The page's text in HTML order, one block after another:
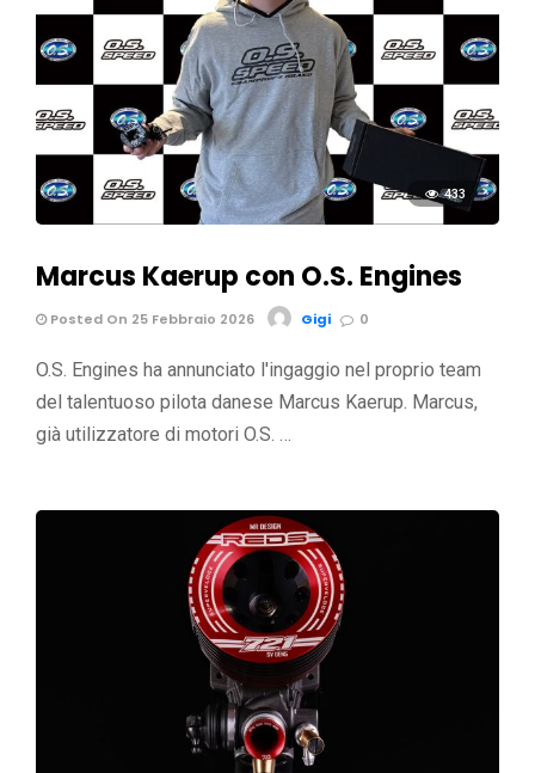
433
Marcus Kaerup con O.S. Engines
Posted On 25 Febbraio 2026 Gigi 0
O.S. Engines ha annunciato l'ingaggio nel proprio team
del talentuoso pilota danese Marcus Kaerup. Marcus,
già utilizzatore di motori O.S. …